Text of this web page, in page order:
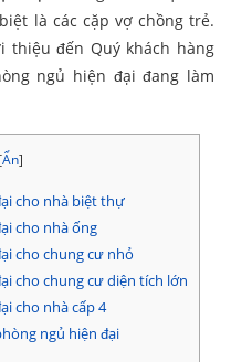
là các cặp vợ chồng trẻ.
thiệu đến Quý khách hàng
ngủ hiện đại đang làm
[Ẩn]
cho nhà biệt thự
cho nhà ống
cho chung cư nhỏ
cho chung cư diện tích lớn
cho nhà cấp 4
ngủ hiện đại